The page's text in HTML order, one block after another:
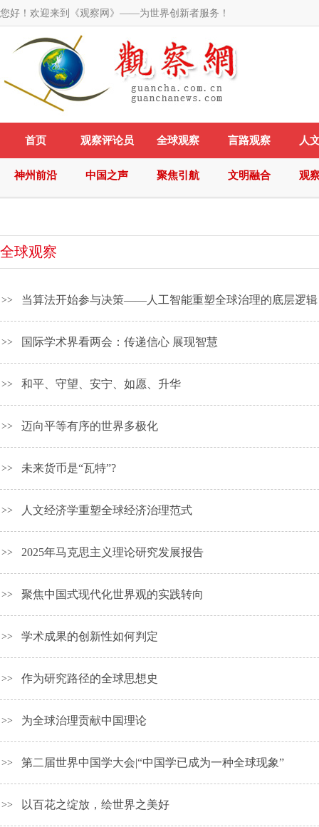
您好！欢迎来到《观察网》——为世界创新者服务！
首页 观察评论员 全球观察 言路观察 人
神州前沿 中国之声 聚焦引航 文明融合 观
全球观察
>> 当算法开始参与决策——人工智能重塑全球治理的底层逻辑
>> 国际学术界看两会：传递信心 展现智慧
>> 和平、守望、安宁、如愿、升华
>> 迈向平等有序的世界多极化
>> 未来货币是“瓦特”?
>> 人文经济学重塑全球经济治理范式
>> 2025年马克思主义理论研究发展报告
>> 聚焦中国式现代化世界观的实践转向
>> 学术成果的创新性如何判定
>> 作为研究路径的全球思想史
>> 为全球治理贡献中国理论
>> 第二届世界中国学大会|“中国学已成为一种全球现象”
>> 以百花之绽放，绘世界之美好